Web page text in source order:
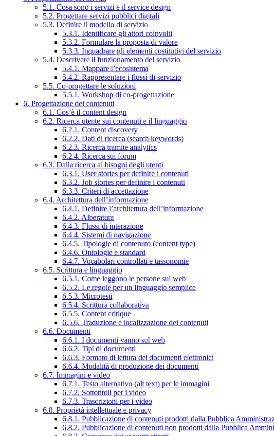
5.1. Cosa sono i servizi e il service design
5.2. Progettare servizi pubblici digitali
5.3. Definire il modello di servizio
5.3.1. Identificare gli attori coinvolti
5.3.2. Formulare la proposta di valore
5.3.3. Inquadrare gli elementi costitutivi del servizio
5.4. Descrivere il funzionamento del servizio
5.4.1. Mappare l’ecosistema
5.4.2. Rappresentare i flussi di servizio
5.5. Co-progettare le soluzioni
5.5.1. Workshop di co-progettazione
6. Progettazione dei contenuti
6.1. Cos’è il content design
6.2. Ricerca utente sui contenuti e il linguaggio
6.2.1. Content discovery
6.2.2. Dati di ricerca (search keywords)
6.2.3. Ricerca tramite analytics
6.2.4. Ricerca sui forum
6.3. Dalla ricerca ai bisogni degli utenti
6.3.1. User stories per definire i contenuti
6.3.2. Job stories per definire i contenuti
6.3.3. Criteri di accettazione
6.4. Architettura dell’informazione
6.4.1. Definire l’architettura dell’informazione
6.4.2. Alberatura
6.4.3. Flussi di interazione
6.4.4. Sistemi di navigazione
6.4.5. Tipologie di contenuto (content type)
6.4.6. Ontologie e standard
6.4.7. Vocabolari controllati e tassonomie
6.5. Scrittura e linguaggio
6.5.1. Come leggono le persone sul web
6.5.2. Le regole per un linguaggio semplice
6.5.3. Microtesti
6.5.4. Scrittura collaborativa
6.5.5. Content critique
6.5.6. Traduzione e localizzazione dei contenuti
6.6. Documenti
6.6.1. I documenti vanno sul web
6.6.2. Tipi di documenti
6.6.3. Formato di lettura dei documenti elettronici
6.6.4. Modalità di produzione dei documenti
6.7. Immagini e video
6.7.1. Testo alternativo (alt text) per le immagini
6.7.2. Sottotitoli per i video
6.7.3. Trascrizioni per i video
6.8. Proprietà intellettuale e privacy
6.8.1. Pubblicazione di contenuti prodotti dalla Pubblica
6.8.2. Pubblicazione di contenuti non prodotti dalla Pubblica